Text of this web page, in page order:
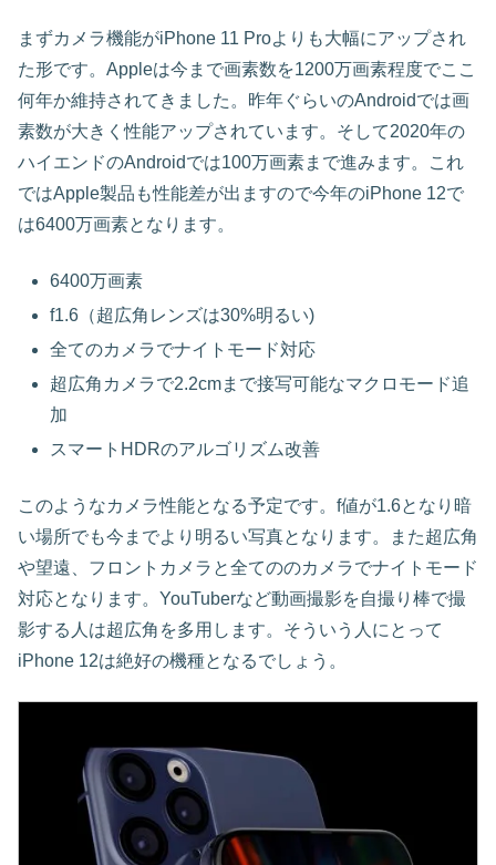
まずカメラ機能がiPhone 11 Proよりも大幅にアップされ
た形です。Appleは今まで画素数を1200万画素程度でここ
何年か維持されてきました。昨年ぐらいのAndroidでは画
素数が大きく性能アップされています。そして2020年の
ハイエンドのAndroidでは100万画素まで進みます。これ
ではApple製品も性能差が出ますので今年のiPhone 12で
は6400万画素となります。
6400万画素
f1.6（超広角レンズは30%明るい)
全てのカメラでナイトモード対応
超広角カメラで2.2cmまで接写可能なマクロモード追
加
スマートHDRのアルゴリズム改善
このようなカメラ性能となる予定です。f値が1.6となり暗
い場所でも今までより明るい写真となります。また超広角
や望遠、フロントカメラと全てののカメラでナイトモード
対応となります。YouTuberなど動画撮影を自撮り棒で撮
影する人は超広角を多用します。そういう人にとって
iPhone 12は絶好の機種となるでしょう。